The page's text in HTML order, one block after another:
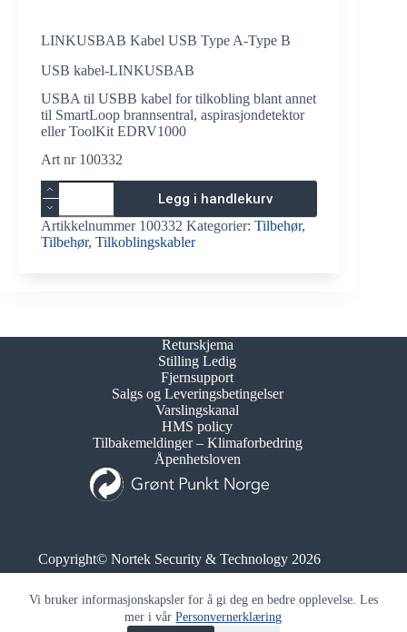
Vi bruker informasjonskapsler for å gi deg en bedre opplevelse. Les
mer i vårPersonvernerklæring
LINKUSBAB Kabel USB Type A-Type B
USB kabel-LINKUSBAB
USBA til USBB kabel for tilkobling blant annet
til SmartLoop brannsentral, aspirasjondetektor
eller ToolKit EDRV1000
Art nr 100332
LINKUSBAB
Kabel
USB
Type
A-
Legg i handlekurv
Artikkelnummer 100332 Kategorier: Tilbehør,
Tilbehør, Tilkoblingskabler
Returskjema
Stilling Ledig
Fjernsupport
Salgs og Leveringsbetingelser
Varslingskanal
HMS policy
Tilbakemeldinger – Klimaforbedring
Åpenhetsloven
Copyright© Nortek Security & Technology 2026